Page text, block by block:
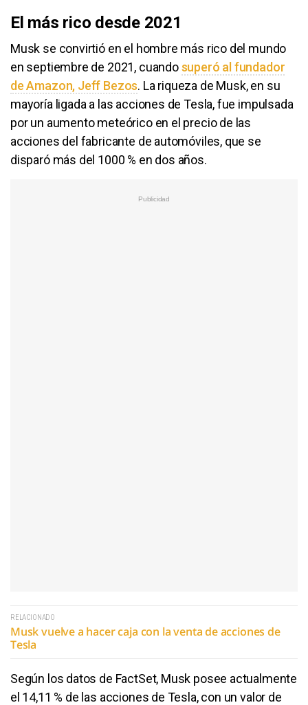
El más rico desde 2021
Musk se convirtió en el hombre más rico del mundo
en septiembre de 2021, cuandosuperó al fundador
de Amazon, Jeff Bezos. La riqueza de Musk, en su
mayoría ligada a las acciones de Tesla, fue impulsada
por un aumento meteórico en el precio de las
acciones del fabricante de automóviles, que se
disparó más del 1000 % en dos años.
RELACIONADO
Musk vuelve a hacer caja con la venta de acciones de
Tesla
Según los datos de FactSet, Musk posee actualmente
el 14,11 % de las acciones de Tesla, con un valor de